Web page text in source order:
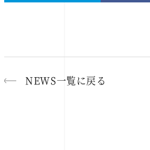
NEWS一覧に戻る